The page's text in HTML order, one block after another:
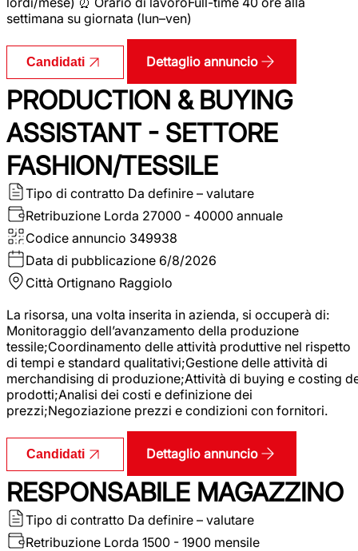
settimana su giornata (lun–ven)
Candidati Dettaglio annuncio
PRODUCTION & BUYING
ASSISTANT - SETTORE
FASHION/TESSILE
Tipo di contratto Da definire – valutare
Retribuzione Lorda 27000 - 40000 annuale
Codice annuncio 349938
Data di pubblicazione 6/8/2026
Città Ortignano Raggiolo
La risorsa, una volta inserita in azienda, si occuperà di:
Monitoraggio dell’avanzamento della produzione
tessile;Coordinamento delle attività produttive nel rispetto
di tempi e standard qualitativi;Gestione delle attività di
merchandising di produzione;Attività di buying e costing
prodotti;Analisi dei costi e definizione dei
prezzi;Negoziazione prezzi e condizioni con fornitori.
Candidati Dettaglio annuncio
RESPONSABILE MAGAZZINO
Tipo di contratto Da definire – valutare
Retribuzione Lorda 1500 - 1900 mensile